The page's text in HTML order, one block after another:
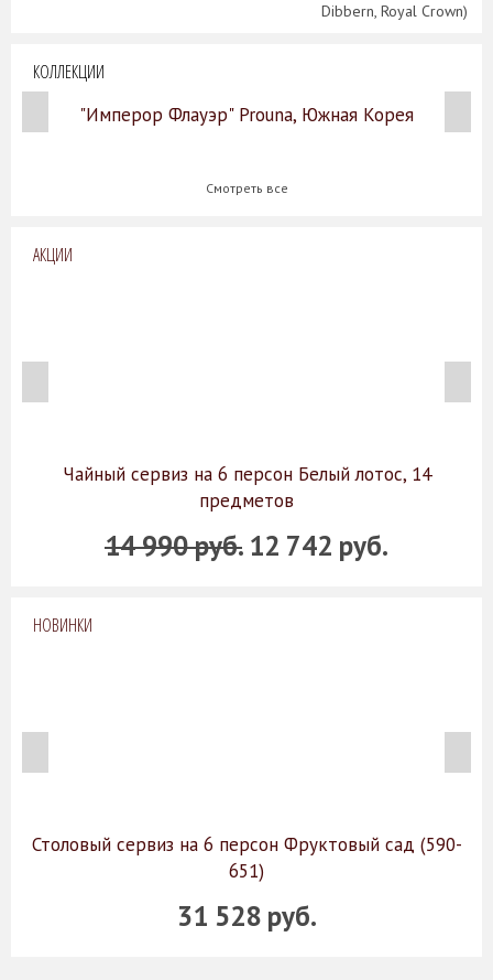
Dibbern, Royal Crown)
КОЛЛЕКЦИИ
"Имперор Флауэр" Prouna, Южная Корея
Смотреть все
АКЦИИ
Чайный сервиз на 6 персон Белый лотос, 14
предметов
14 990 руб. 12 742 руб.
НОВИНКИ
Столовый сервиз на 6 персон Фруктовый сад (590-
651)
31 528 руб.